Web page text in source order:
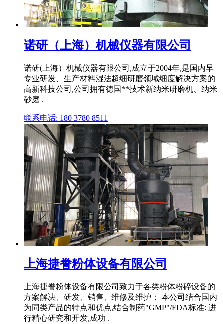
诺研（上海）机械仪器有限公司
诺研(上海）机械仪器有限公司,成立于2004年,是国内早
专业研发、生产材料湿法超细研磨领域细度解决方案的
高新科技公司,公司拥有德国**技术新纳米研磨机、纳米
砂磨 .
联系电话: 180 3780 8511
上海捷誊粉体设备有限公司
上海捷誊粉体设备有限公司致力于各类粉体粉碎设备的
方案解决、研发、销售、维修及维护； 本公司结合国内
为同类产品的特点和优点,结合制药"GMP"/FDA标准: 进
行精心研究和开发,成功 .